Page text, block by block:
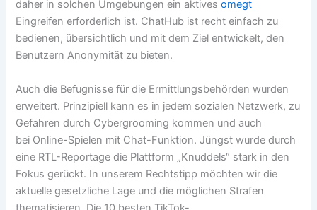
daher in solchen Umgebungen ein aktivesomegt
Eingreifen erforderlich ist. ChatHub ist recht einfach zu
bedienen, übersichtlich und mit dem Ziel entwickelt, den
Benutzern Anonymität zu bieten.
Auch die Befugnisse für die Ermittlungsbehörden wurden
erweitert. Prinzipiell kann es in jedem sozialen Netzwerk, zu
Gefahren durch Cybergrooming kommen und auch
bei Online-Spielen mit Chat-Funktion. Jüngst wurde durch
eine RTL-Reportage die Plattform „Knuddels“ stark in den
Fokus gerückt. In unserem Rechtstipp möchten wir die
aktuelle gesetzliche Lage und die möglichen Strafen